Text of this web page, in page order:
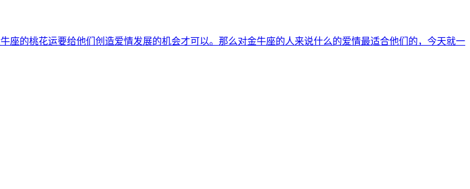
座的桃花运要给他们创造爱情发展的机会才可以。那么对金牛座的人来说什么的爱情最适合他们的，今天就一